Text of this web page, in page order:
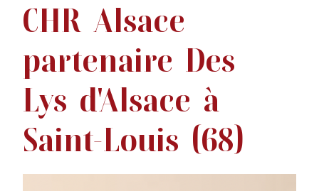
CHR Alsace
partenaire Des
Lys d'Alsace à
Saint-Louis (68)